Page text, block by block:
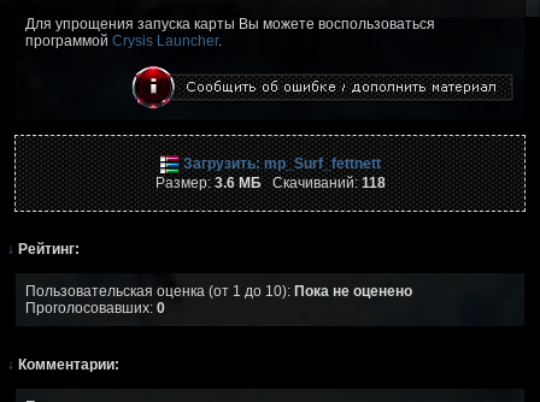
Для упрощения запуска карты Вы можете воспользоваться
программой Crysis Launcher.
Загрузить: mp_Surf_fettnett
Размер:3.6 МБСкачиваний:118
↓ Рейтинг:
Пользовательская оценка (от 1 до 10): Пока не оценено
Проголосовавших: 0
↓ Комментарии: